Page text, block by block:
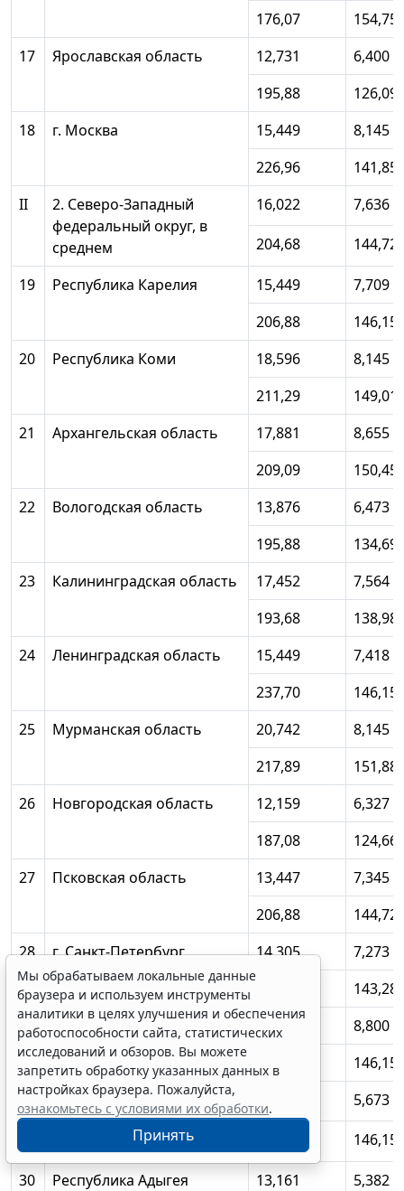
176,07
154,75
17
Ярославская область 12,731
6,400
195,88
126,09
18
г. Москва 15,449
8,145
226,96
141,85
II
2. Северо-Западный
федеральный округ, в
среднем
16,022
7,636
204,68
144,72
19 Республика Карелия 15,449
7,709
206,88
146,15
20
Республика Коми 18,596
8,145
211,29
149,01
21
Архангельская область 17,881
8,655
209,09
150,45
22
Вологодская область 13,876
6,473
195,88
134,69
23
Калининградская область 17,452
7,564
193,68
138,98
24
Ленинградская область 15,449
7,418
237,70
146,15
25
Мурманская область 20,742
8,145
217,89
151,88
26
Новгородская область 12,159
6,327
187,08
124,66
27
Псковская область 13,447
7,345
206,88
144,72
28
г. Санкт-Петербург 14,305
7,273
143,28
29
Ненецкий автономный
округ
18,596
8,800
228,89
146,15
III
Южный и Северо-
Кавказский федеральные
округа, в среднем
5,673
146,15
30 Республика Адыгея 13,161 5,382
Мы обрабатываем локальные данные
браузера и используем инструменты
аналитики в целях улучшения и обеспечения
работоспособности сайта, статистических
исследований и обзоров. Вы можете
запретить обработку указанных данных в
настройках браузера. Пожалуйста,
ознакомьтесь с условиями их обработки.
Принять